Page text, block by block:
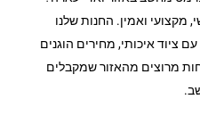
מקצועי ואמין. החנות שלנו
ציוד איכותי, מחירים הוגנים
מרוצים מהאזור שמקבלים